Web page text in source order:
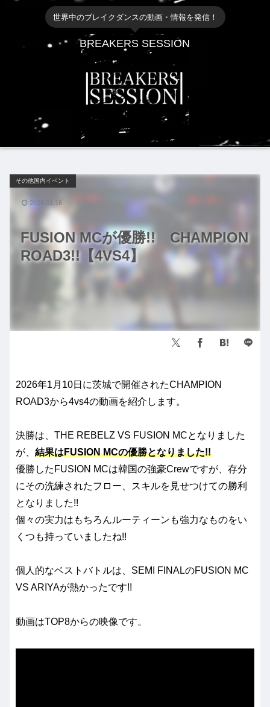
世界中のブレイクダンスの動画・情報を発信！
BREAKERS SESSION
FUSION MCが優勝!! CHAMPION
ROAD3!!【4VS4】
その他国内イベント
2026.01.16
2026年1月10日に茨城で開催されたCHAMPION
ROAD3から4vs4の動画を紹介します。
決勝は、THE REBELZ VS FUSION MCとなりました
が、 結果はFUSION MCの優勝となりました!!
優勝したFUSION MCは韓国の強豪Crewですが、存分
にその洗練されたフロー、スキルを見せつけての勝利
となりました!!
個々の実力はもちろんルーティーンも強力なものをい
くつも持っていましたね!!
個人的なベストバトルは、SEMI FINALのFUSION MC
VS ARIYAが熱かったです!!
動画はTOP8からの映像です。